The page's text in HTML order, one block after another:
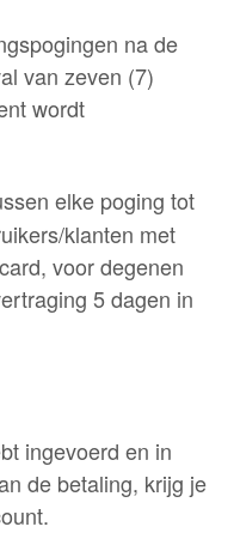
na de
van zeven (7)
wordt
elke poging tot
klanten met
voor degenen
5 dagen in
ingevoerd en in
de betaling, krijg je